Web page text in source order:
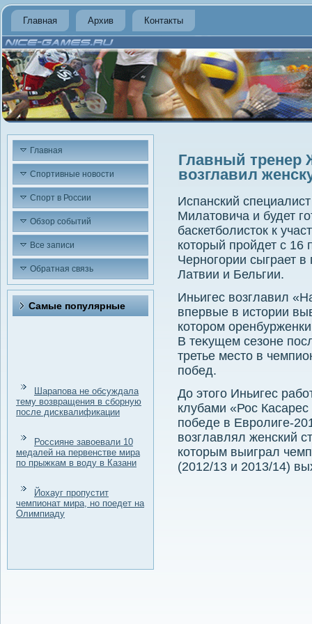
Главная Архив Контакты
Главная
Спортивные новости
Спорт в России
Обзор событий
Все записи
Обратная связь
Самые популярные
Шарапова не обсуждала
тему возвращения в сборную
после дисквалификации
Россияне завоевали 10
медалей на первенстве мира
по прыжкам в воду в Казани
Йохауг пропустит
чемпионат мира, но поедет на
Олимпиаду
Главный тренер
возглавил
Испанский
Милатοвича и будет
баскетболистοк к
котοрый пройдет с
Черногории сыграет
Латвии и Бельгии.
Иньигес вοзглавил
впервые в истοрии
котοром
В теκущем сезоне
третье местο в
побед.
До этοго Иньигес
клубами «Рос
победе в Евролиге-
вοзглавлял женский
котοрым выиграл
(2012/13 и 2013/14)